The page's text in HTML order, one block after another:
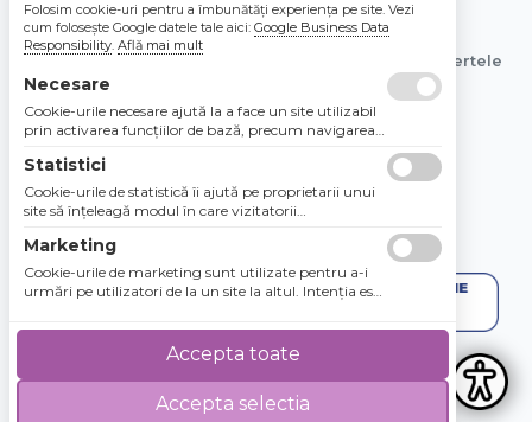
© 2026 Bebe Nou Online Store SRL
Toate preturile sunt exprimate in lei si includ tva. Ofertele
sunt valabile in limita stocului disponibil.
4.8 / 5 ★★★★★
Folosim cookie-uri pentru a îmbunătăți experiența pe site. Vezi
cum folosește Google datele tale aici: Google Business Data
Responsibility. Află mai mult
Necesare
Cookie-urile necesare ajută la a face un site utilizabil
prin activarea funcţiilor de bază, precum navigarea
Site-ul nu poate funcţiona corespunzător fără aceste
cookie-uri.
Statistici
Cookie-urile de statistică îi ajută pe proprietarii unui
site să înţeleagă modul în care vizitatorii
raportarea informaţiilor în mod anonim.
Marketing
Cookie-urile de marketing sunt utilizate pentru a-i
urmări pe utilizatori de la un site la altul. Intenţia este
utilizatorii individuali, aşadar ele sunt mai valoroase
pentru agenţiile de puiblicitate şi părţile terţe care se
Accepta selectia
Accepta toate